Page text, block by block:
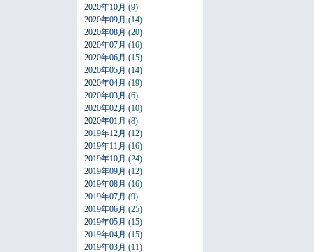
2020年10月 (9)
2020年09月 (14)
2020年08月 (20)
2020年07月 (16)
2020年06月 (15)
2020年05月 (14)
2020年04月 (19)
2020年03月 (6)
2020年02月 (10)
2020年01月 (8)
2019年12月 (12)
2019年11月 (16)
2019年10月 (24)
2019年09月 (12)
2019年08月 (16)
2019年07月 (9)
2019年06月 (25)
2019年05月 (15)
2019年04月 (15)
2019年03月 (11)